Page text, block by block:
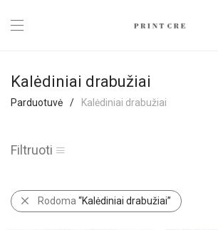
Kalėdiniai drabužiai
Parduotuvė / Kalėdiniai drabužiai
Filtruoti
Rodoma “Kalėdiniai drabužiai”